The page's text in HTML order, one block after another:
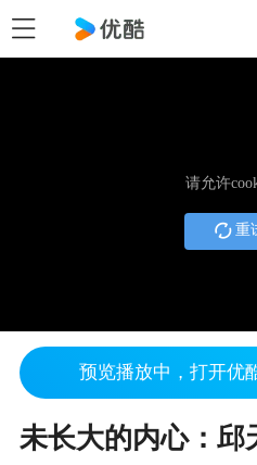
请允许
重
预览播放中，打开优